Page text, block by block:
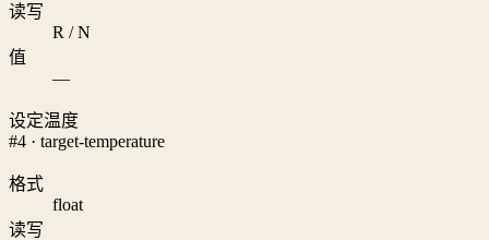
读写
R / N
值
—
设定温度
#4 · target-temperature
格式
float
读写